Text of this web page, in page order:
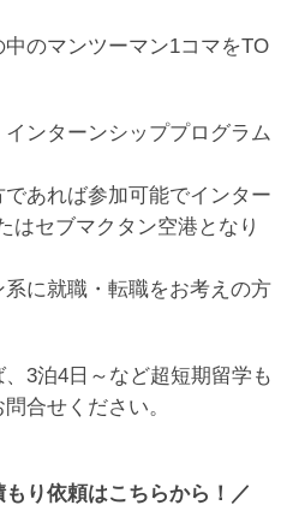
中のマンツーマン1コマをTO
ンターンシッププログラム
あれば参加可能でインター
はセブマクタン空港となり
に就職・転職をお考えの方
3泊4日～など超短期留学も
合せください。
り依頼はこちらから！／